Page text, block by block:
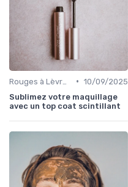
• 10/09/2025
Sublimez votre maquillage
avec un top coat scintillant